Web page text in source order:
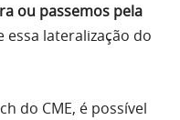
ou passemos pela
essa lateralização do
do CME, é possível